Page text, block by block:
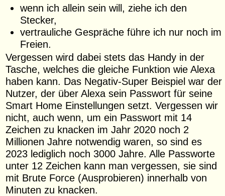
wenn ich allein sein will, ziehe ich den
Stecker,
vertrauliche Gespräche führe ich nur noch im
Freien.
Vergessen wird dabei stets das Handy in der
Tasche, welches die gleiche Funktion wie Alexa
haben kann. Das Negativ-Super Beispiel war der
Nutzer, der über Alexa sein Passwort für seine
Smart Home Einstellungen setzt. Vergessen wir
nicht, auch wenn, um ein Passwort mit 14
Zeichen zu knacken im Jahr 2020 noch 2
Millionen Jahre notwendig waren, so sind es
2023 lediglich noch 3000 Jahre. Alle Passworte
unter 12 Zeichen kann man vergessen, sie sind
mit Brute Force (Ausprobieren) innerhalb von
Minuten zu knacken.